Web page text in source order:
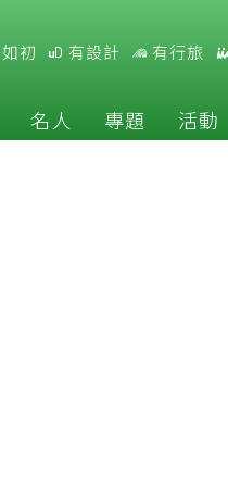
初 有設計 有行旅
名人 專題 活動